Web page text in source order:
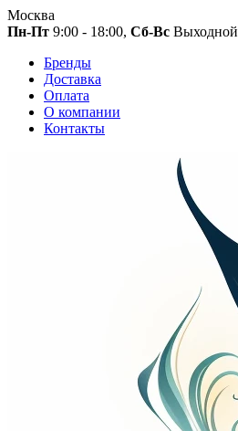
Москва
Пн-Пт 9:00 - 18:00, Сб-Вс Выходной
Бренды
Доставка
Оплата
О компании
Контакты